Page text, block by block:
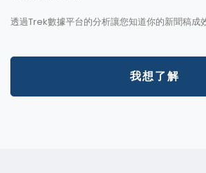
透過Trek數據平台的分析讓您知道你的新聞稿成
我想了解